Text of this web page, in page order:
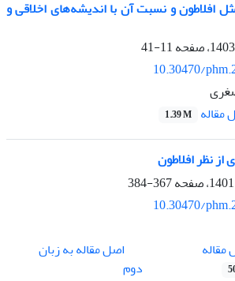
افلاطون و نسبت آن با اندیشه‌های اخلاقی و
11-41
10.30470/
مقاله 1.39 M
نظر افلاطون
367-384
10.30470/
مقاله
اصل مقاله به زبان
دوم